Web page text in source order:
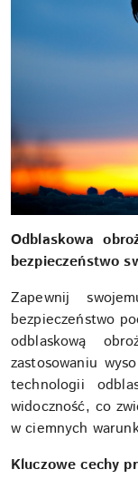
Odblaskowa
bezpieczeństwo
Zapewnij
bezpieczeństwo
odblaskową
zastosowaniu
technologii
widoczność, co
w ciemnych
Kluczowe cechy